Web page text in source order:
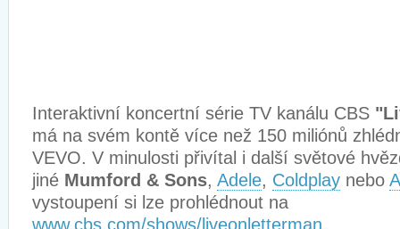
Interaktivní koncertní série TV kanálu CBS
má na svém kontě více než 150 miliónů
VEVO. V minulosti přivítal i další světové
jiné Mumford & Sons, Adele, Coldplay nebo
vystoupení si lze prohlédnout na
www.cbs.com/shows/liveonletterman.